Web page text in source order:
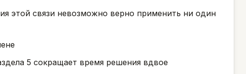
этой связи невозможно верно применить ни один
5 сокращает время решения вдвое